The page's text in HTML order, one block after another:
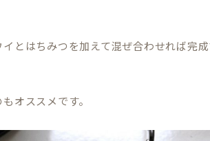
とはちみつを加えて混ぜ合わせれば完
オススメです。